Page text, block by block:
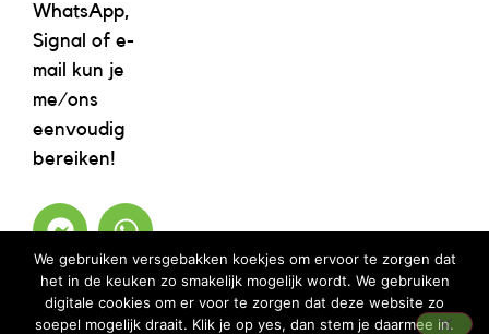
WhatsApp,
Signal of e-
mail kun je
me/ons
eenvoudig
bereiken!
We gebruiken versgebakken koekjes om ervoor te zorgen dat
het in de keuken zo smakelijk mogelijk wordt. We gebruiken
digitale cookies om er voor te zorgen dat deze website zo
soepel mogelijk draait. Klik je op yes, dan stem je daarmee in.